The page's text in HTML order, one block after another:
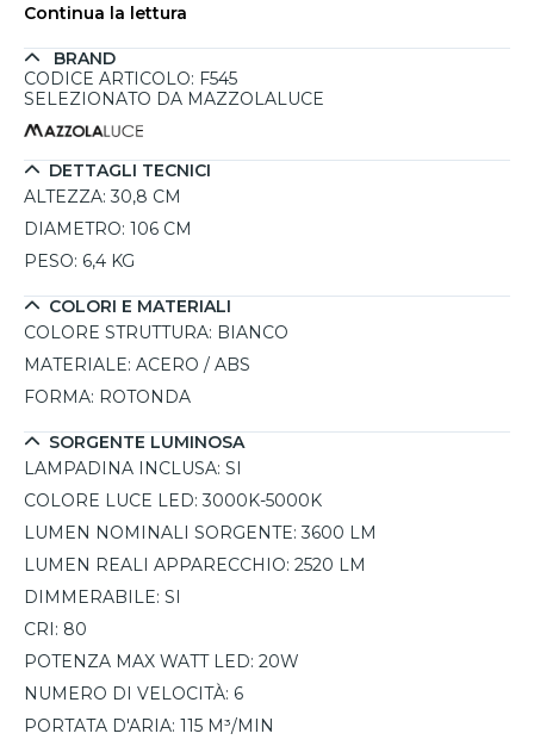
finitura bianca esalta le linee morbide e stratificate del
accogliente. Da chiuso mantiene un diametro compatto
di 50 cm, mentre in funzione raggiunge 106 cm
dimmerabile da 20W con tonalità regolabile 3000K-
5000K. Il motore DC da 30W con 6 velocità assicura
prestazioni silenziose e gestione completa tramite
telecomando.
Continua la lettura
BRAND
CODICE ARTICOLO: F545
SELEZIONATO DA MAZZOLALUCE
DETTAGLI TECNICI
ALTEZZA: 30,8 CM
DIAMETRO: 106 CM
PESO: 6,4 KG
COLORI E MATERIALI
COLORE STRUTTURA: BIANCO
MATERIALE: ACERO / ABS
FORMA: ROTONDA
SORGENTE LUMINOSA
LAMPADINA INCLUSA: SI
COLORE LUCE LED: 3000K-5000K
LUMEN NOMINALI SORGENTE: 3600 LM
LUMEN REALI APPARECCHIO: 2520 LM
DIMMERABILE: SI
CRI: 80
POTENZA MAX WATT LED: 20W
NUMERO DI VELOCITÀ: 6
PORTATA D'ARIA: 115 M³/MIN